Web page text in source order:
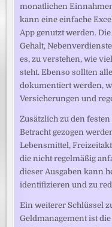
monatlichen
kann eine einfache
App genutzt werden.
Gehalt,
es, zu verstehen, wie
steht. Ebenso sollten
dokumentiert werden,
Versicherungen und
Zusätzlich zu den
Betracht gezogen
Lebensmittel,
die nicht regelmäßig
dieser Ausgaben kann
identifizieren und zu
Ein weiterer Schlüssel
Geldmanagement ist